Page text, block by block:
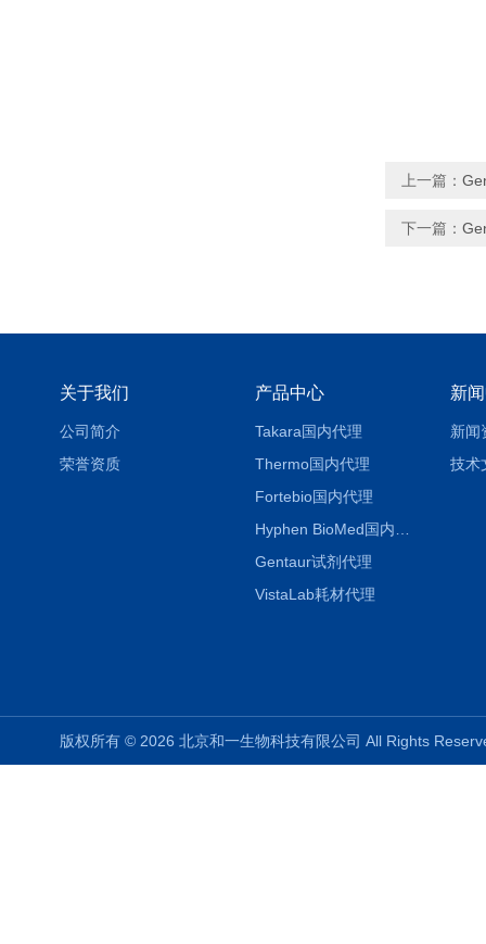
上一篇：
下一篇：
关于我们
公司简介
荣誉资质
产品中心
Takara国内代理
Thermo国内代理
Fortebio国内代理
Gentaur试剂代理
VistaLab耗材代理
新
新闻
技术
版权所有 © 2026 北京和一生物科技有限公司 All Rights